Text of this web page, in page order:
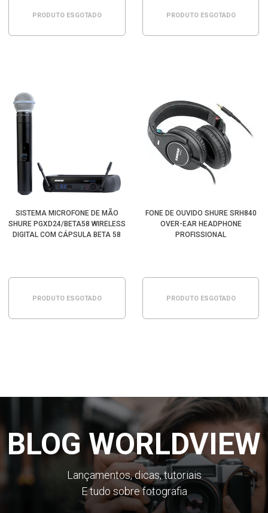
PRODUTO ESGOTADO PRODUTO ESGOTADO
SISTEMA MICROFONE DE MÃO
SHURE PGXD24/BETA58 WIRELESS
DIGITAL COM CÁPSULA BETA 58
PRODUTO ESGOTADO
FONE DE OUVIDO SHURE SRH840
OVER-EAR HEADPHONE
PROFISSIONAL
PRODUTO ESGOTADO
BLOG WORLDVIEW
Lançamentos, dicas, tutoriais
E tudo sobre fotografia